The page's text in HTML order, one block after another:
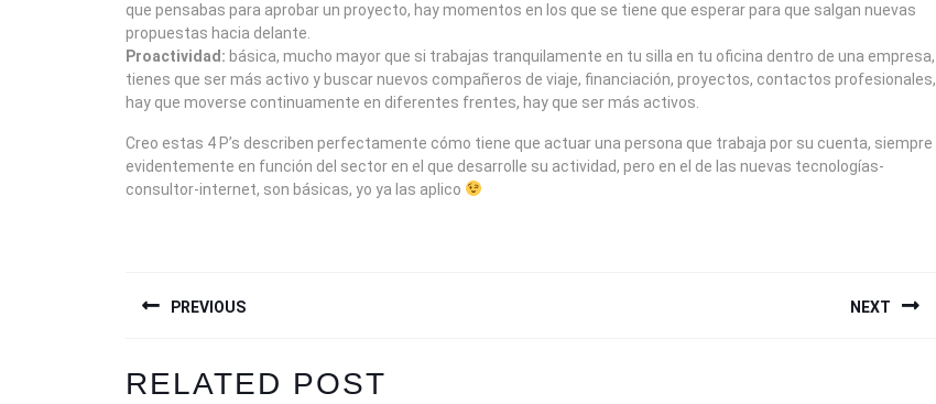
que pensabas para aprobar un proyecto, hay momentos en los que se tiene que esperar para que salgan nuevas
propuestas hacia delante.
Proactividad: básica, mucho mayor que si trabajas tranquilamente en tu silla en tu oficina dentro de una empresa,
tienes que ser más activo y buscar nuevos compañeros de viaje, financiación, proyectos, contactos profesionales,
hay que moverse continuamente en diferentes frentes, hay que ser más activos.
Creo estas 4 P’s describen perfectamente cómo tiene que actuar una persona que trabaja por su cuenta, siempre
evidentemente en función del sector en el que desarrolle su actividad, pero en el de las nuevas tecnologías-
consultor-internet, son básicas, yo ya las aplico
DE
ENTRADAS
PREVIOUS
post:
NEXT
RELATED POST